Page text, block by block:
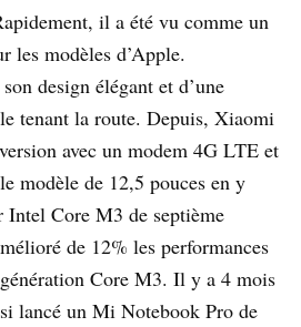
il a été vu comme un
les modèles d’Apple.
design élégant et d’une
tenant la route. Depuis, Xiaomi
avec un modem 4G LTE et
modèle de 12,5 pouces en y
Intel Core M3 de septième
de 12% les performances
Core M3. Il y a 4 mois
lancé un Mi Notebook Pro de